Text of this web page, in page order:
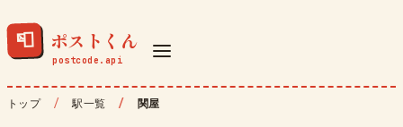
📮 ポストくん
トップ 駅一覧 関屋